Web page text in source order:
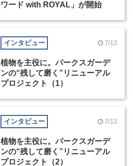
ワード with ROYAL」が開始
インタビュー 7/13
植物を主役に。パークスガーデ
ンの“残して磨く”リニューアル
プロジェクト（1）
インタビュー 7/13
植物を主役に。パークスガーデ
ンの“残して磨く”リニューアル
プロジェクト（2）